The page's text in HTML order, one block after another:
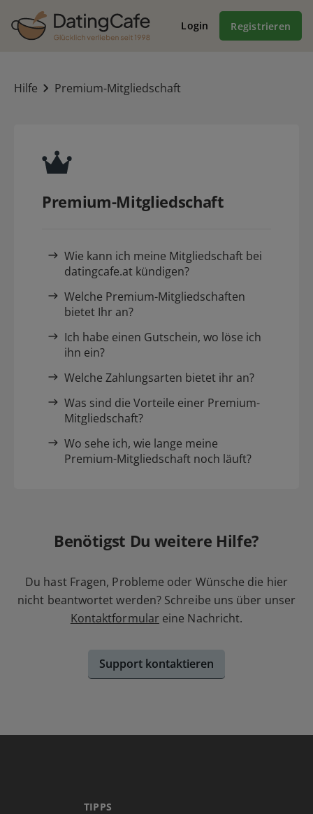
Login Registrieren
Hilfe Premium-Mitgliedschaft
Premium-Mitgliedschaft
Wie kann ich meine Mitgliedschaft bei
datingcafe.at kündigen?
Welche Premium-Mitgliedschaften
bietet Ihr an?
Ich habe einen Gutschein, wo löse ich
ihn ein?
Welche Zahlungsarten bietet ihr an?
Was sind die Vorteile einer Premium-
Mitgliedschaft?
Wo sehe ich, wie lange meine
Premium-Mitgliedschaft noch läuft?
Benötigst Du weitere Hilfe?
Du hast Fragen, Probleme oder Wünsche die hier
nicht beantwortet werden? Schreibe uns über unser
Kontaktformular eine Nachricht.
Support kontaktieren
TIPPS